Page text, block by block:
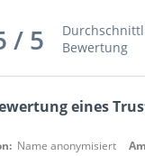
/ 5
Bewertung
eines
Name anonymisiert